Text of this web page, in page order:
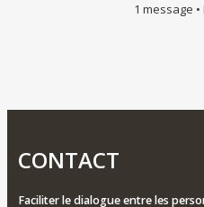
1 message •
CONTACT
Faciliter le dialogue entre les